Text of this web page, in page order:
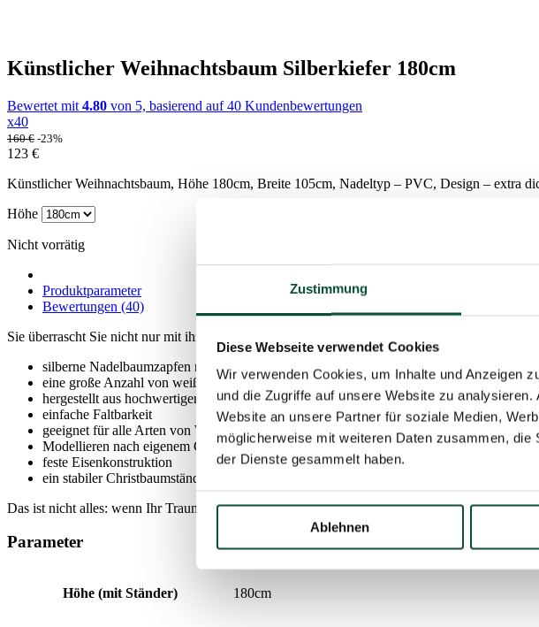
Zustimmung
Diese Webseite verwendet Cookies
Wir verwenden Cookies, um Inhalte und Anzeigen
und die Zugriffe auf unsere Website zu
Website an unsere Partner für soziale Medien,
möglicherweise mit weiteren Daten zusammen,
der Dienste gesammelt haben.
Ablehnen
Künstlicher Weihnachtsbaum Silberkiefer 180cm
Bewertet mit 4.80 von 5, basierend auf40 Kundenbewertungen
x40
160€ -23%
123 €
Künstlicher Weihnachtsbaum, Höhe 180cm, Breite 105cm, Nadeltyp – PVC, Design – extra
Höhe
Nicht vorrätig
Produktparameter
Bewertungen (40)
Sie überrascht Sie nicht nur mit ihrem dichten Design, sondern auch mit ihrem realistischen
silberne Nadelbaumzapfen mit natürlichem Aussehen
eine große Anzahl von weißen Zweigen
hergestellt aus hochwertigen Materialien
einfache Faltbarkeit
geeignet für alle Arten von Weihnachtsdekorationen
Modellieren nach eigenem Geschmack
feste Eisenkonstruktion
ein stabiler Christbaumständer ist Bestandteil der Verpackung
Das ist nicht alles: wenn Ihr Traumbaum eine wunderschöne Kiefer ist, besuchen Sie definitiv
Parameter
Höhe (mit Ständer) 180cm